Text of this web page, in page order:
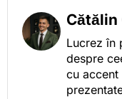
Cătălin
Lucrez în
despre
cu